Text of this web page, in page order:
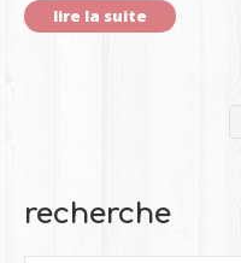
lire la suite
recherche